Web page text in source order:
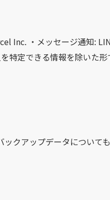
Inc. ・メッセージ通知:
特定できる情報を除いた
クアップデータについて